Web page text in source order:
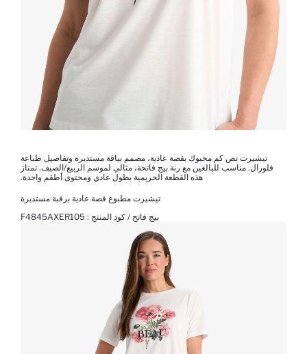
تيشيرت نص كم محبوك بقصة عادية، مصمم بياقة مستديرة وتفاصيل طباعة
فلورال. مناسب للبالغين مع رنة بيج فاتحة، مثالي لموسم الربيع/الصيف. تمتاز
هذه القطعة الحريمية بطول عادي ومحتوى أطقم واحدة.
تيشيرت مطبوع قصة عادية برقبة مستديرة
بيج فاتح / كود المنتج : F4845AXER105